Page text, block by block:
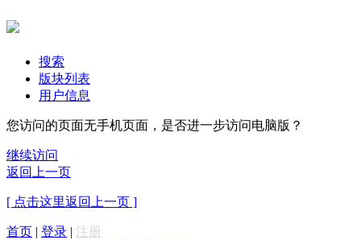
搜索
版块列表
用户信息
您访问的页面无手机页面，是否进一步访问电脑版？
继续访问
返回上一页
[ 点击这里返回上一页 ]
首页 | 登录 | 注册